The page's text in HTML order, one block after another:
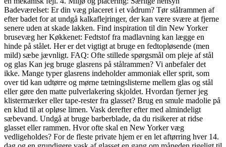
Badeværelset: Er din væg placeret i et vådrum? Tør stålrammen af
efter badet for at undgå kalkaflejringer, der kan være svære at fjerne
senere uden at skade lakken. Find inspiration til din New Yorker
brusevæg her Køkkenet: Fedtstof fra madlavning kan lægge en
hinde på stålet. Her er det vigtigt at bruge en fedtopløsende (men
mild) sæbe jævnligt. FAQ: Ofte stillede spørgsmål om pleje af stål
og glas Kan jeg bruge glasrens på stålrammen? Vi anbefaler det
ikke. Mange typer glasrens indeholder ammoniak eller sprit, som
over tid kan udtørre og mørne tætningslisterne mellem glas og stål
eller gøre den matte pulverlakering skjoldet. Hvordan fjerner jeg
klistermærker eller tape-rester fra glasset? Brug en smule madolie på
en klud til at opløse limen. Vask derefter efter med almindeligt
sæbevand. Undgå at bruge barberblade, da du risikerer at ridse
glasset eller rammen. Hvor ofte skal en New Yorker væg
vedligeholdes? For de fleste private hjem er en let aftørring hver 14.